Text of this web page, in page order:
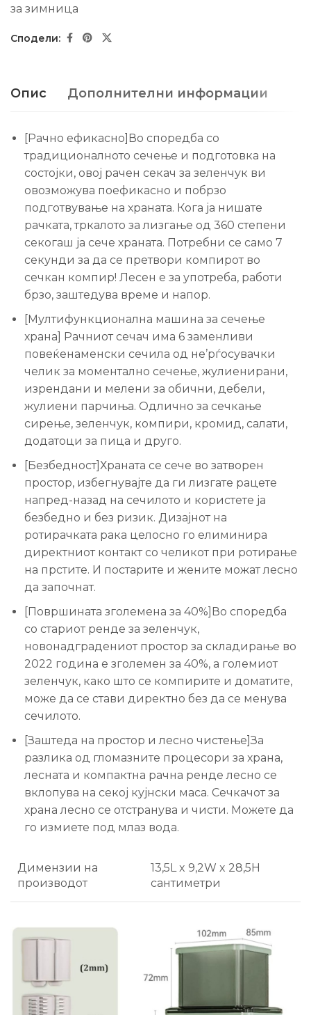
за зимница
Опис Дополнителни информации
[Рачно ефикасно]Во споредба со
традиционалното сечење и подготовка на
состојки, овој рачен секач за зеленчук ви
овозможува поефикасно и побрзо
подготвување на храната. Кога ја нишате
рачката, тркалото за лизгање од 360 степени
секогаш ја сече храната. Потребни се само 7
секунди за да се претвори компирот во
сечкан компир! Лесен е за употреба, работи
брзо, заштедува време и напор.
[Мултифункционална машина за сечење
храна] Рачниот сечач има 6 заменливи
повеќенаменски сечила од не’рѓосувачки
челик за моментално сечење, жулиенирани,
изрендани и мелени за обични, дебели,
жулиени парчиња. Одлично за сечкање
сирење, зеленчук, компири, кромид, салати,
додатоци за пица и друго.
[Безбедност]Храната се сече во затворен
простор, избегнувајте да ги лизгате рацете
напред-назад на сечилото и користете ја
безбедно и без ризик. Дизајнот на
ротирачката рака целосно го елиминира
директниот контакт со челикот при ротирање
на прстите. И постарите и жените можат лесно
да започнат.
[Површината зголемена за 40%]Во споредба
со стариот ренде за зеленчук,
новонадградениот простор за складирање во
2022 година е зголемен за 40%, а големиот
зеленчук, како што се компирите и доматите,
може да се стави директно без да се менува
сечилото.
[Заштеда на простор и лесно чистење]За
разлика од гломазните процесори за храна,
лесната и компактна рачна ренде лесно се
вклопува на секој кујнски маса. Сечкачот за
храна лесно се отстранува и чисти. Можете да
го измиете под млаз вода.
Димензии на
производот
13,5L x 9,2W x 28,5H
сантиметри